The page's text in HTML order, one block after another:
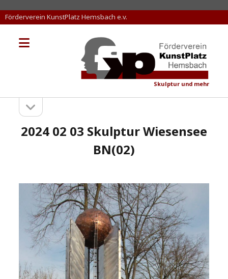
Förderverein KunstPlatz Hemsbach e.v.
Skulptur und mehr
Menü
Sidebaröffnen
2024 02 03 Skulptur Wiesensee
BN(02)